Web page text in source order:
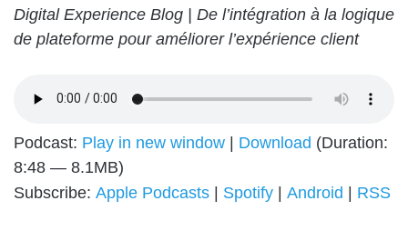
Digital Experience Blog | De l’intégration à la logique
de plateforme pour améliorer l’expérience client
Podcast: Play in new window | Download (Duration:
8:48 — 8.1MB)
Subscribe: Apple Podcasts | Spotify | Android | RSS